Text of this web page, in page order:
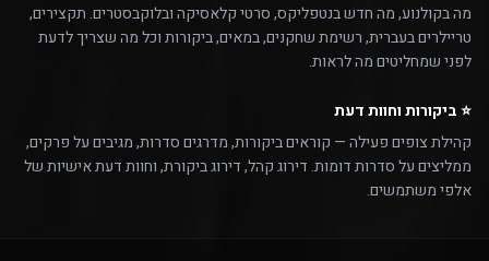
מה בקולנוע, מה חדש בנטפליקס, סרטי קלאסיקה ובלוקבסטרים. תקצירים,
טריילרים בעברית, רשימת שחקנים, במאים, ביקורות וכל מה שצריך לדעת
לפני שמחליטים מה לראות.
⭐ ביקורות וחוות דעת
קהילת צופים פעילה — קוראים ביקורות, מדרגים סדרות, מגיבים על פרקים,
ממליצים על סדרות דומות. דירוג קהל, דירוג ביקורת, וחוות דעת אישיות של
אלפי משתמשים.